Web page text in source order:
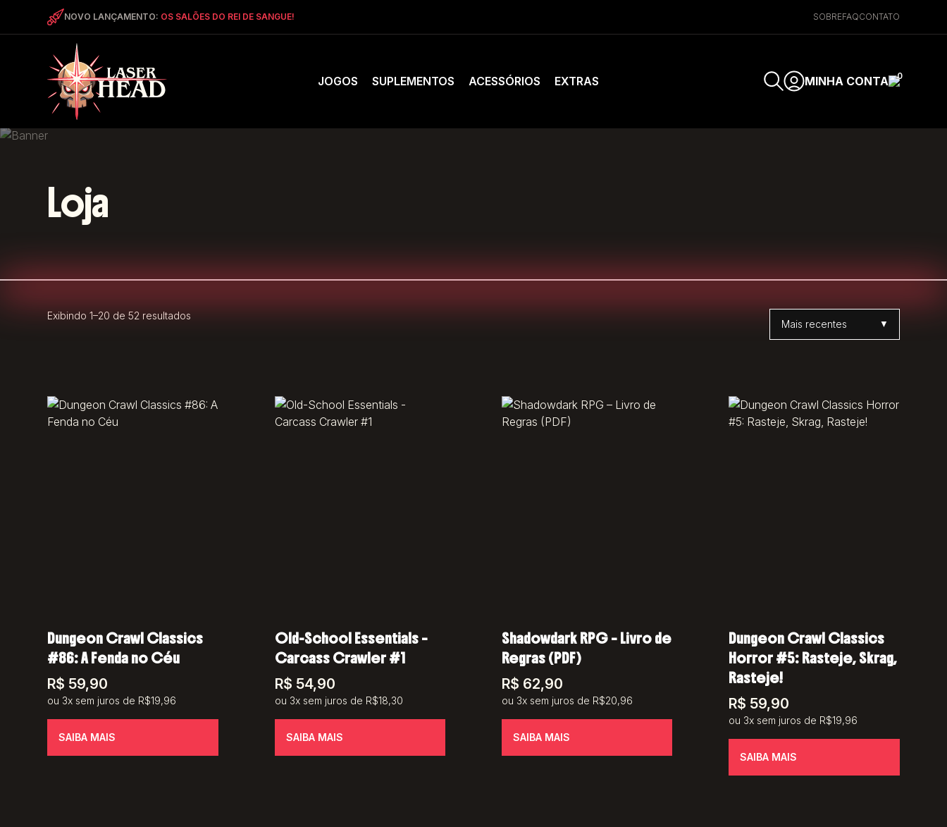
NOVO LANÇAMENTO: OS SALÕES DO REI DE SANGUE! SOBREFAQCONTATO
JOGOS SUPLEMENTOS ACESSÓRIOS EXTRAS MINHA CONTA 0
Loja
Exibindo 1–20 de 52 resultados
Ordenar por
Dungeon Crawl Classics
#86: A Fenda no Céu
R$ 59,90
ou 3x sem juros de R$19,96
SAIBA MAIS
Old-School Essentials –
Carcass Crawler #1
R$ 54,90
ou 3x sem juros de R$18,30
SAIBA MAIS
Shadowdark RPG – Livro de
Regras (PDF)
R$ 62,90
ou 3x sem juros de R$20,96
SAIBA MAIS
Dungeon Crawl Classics
Horror #5: Rasteje, Skrag,
Rasteje!
R$ 59,90
ou 3x sem juros de R$19,96
SAIBA MAIS